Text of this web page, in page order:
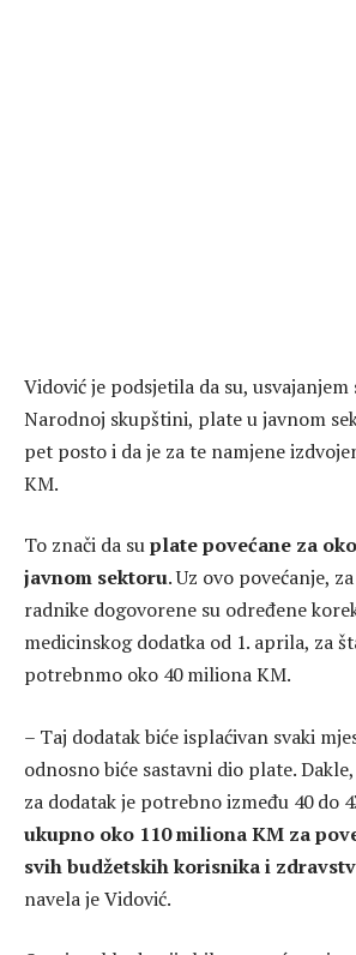
Vidović je podsjetila da su, usvajanjem
Narodnoj skupštini, plate u javnom
pet posto i da je za te namjene
KM.
To znači da suplate povećane za
javnom sektoru. Uz ovo povećanje,
radnike dogovorene su određene
medicinskog dodatka od 1. aprila, za
potrebnmo oko 40 miliona KM.
– Taj dodatak biće isplaćivan svaki
odnosno biće sastavni dio plate.
za dodatak je potrebno između 40 do
ukupno oko 110 miliona KM za
svih budžetskih korisnika i
navela je Vidović.